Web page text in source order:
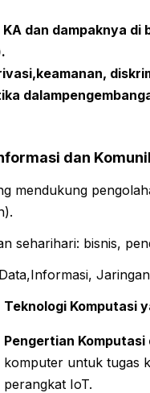
dan dampaknya
dan
mendukung
seharihari: bisnis,
Teknologi Komputasi
Pengertian Komputasi
komputer untuk tugas
perangkat IoT.